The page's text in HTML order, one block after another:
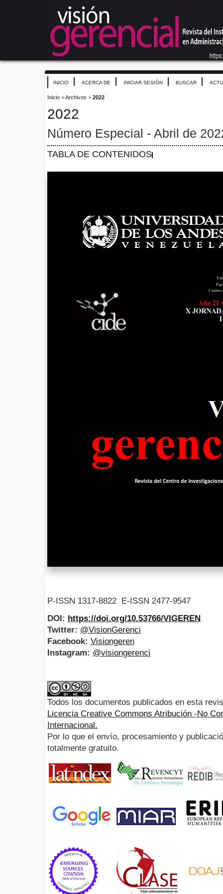
INICIO ACERCA DE INICIAR SESIÓN BUSCAR
Inicio >Archivos > 2022
2022
Número Especial - Abril de
TABLA DE CONTENIDOS
P-ISSN 1317-8822 E-ISSN 2477-9547
DOI: https://doi.org/10.53766/VIGEREN
Twitter: @VisionGerenci
Facebook: Visiongeren
Instagram: @visiongerenci
Todos los documentos publicados en esta
Licencia Creative Commons Atribución -No
Internacional.
Por lo que el envío, procesamiento y
totalmente gratuito.